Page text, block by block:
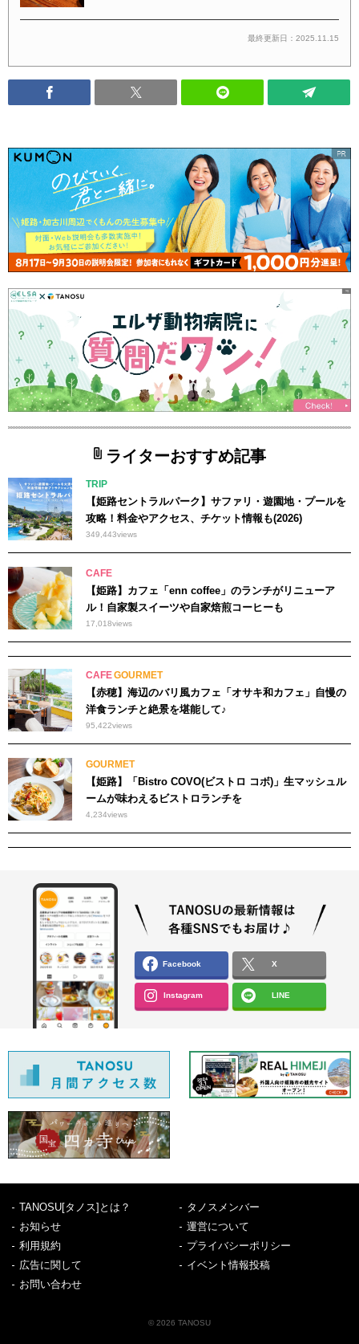
最終更新日：2025.11.15
ライターおすすめ記事
TRIP
【姫路セントラルパーク】サファリ・遊園地・プールを
攻略！料金やアクセス、チケット情報も(2026)
349,443views
CAFE
【姫路】カフェ「enn coffee」のランチがリニューア
ル！自家製スイーツや自家焙煎コーヒーも
17,018views
CAFEGOURMET
【赤穂】海辺のバリ風カフェ「オサキ和カフェ」自慢の
洋食ランチと絶景を堪能して♪
95,422views
GOURMET
【姫路】「Bistro COVO(ビストロ コボ)」生マッシュル
ームが味わえるビストロランチを
4,234views
Facebook X
Instagram LINE
TANOSU[タノス]とは？
タノスメンバー
お知らせ
運営について
利用規約
プライバシーポリシー
広告に関して
イベント情報投稿
お問い合わせ
© 2026 TANOSU